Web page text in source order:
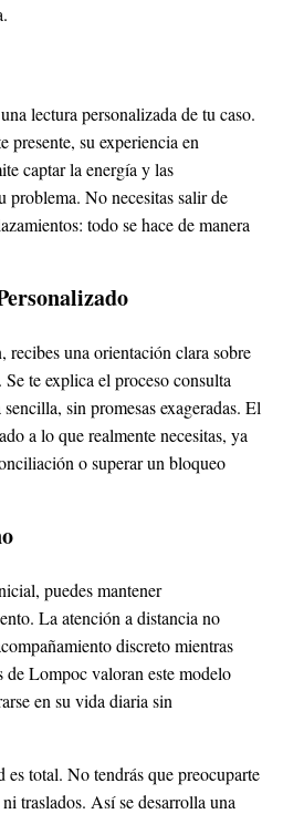
lectura personalizada de tu caso.
presente, su experiencia en
captar la energía y las
problema. No necesitas salir de
todo se hace de manera
recibes una orientación clara sobre
te explica el proceso consulta
sin promesas exageradas. El
a lo que realmente necesitas, ya
o superar un bloqueo
puedes mantener
La atención a distancia no
discreto mientras
de Lompoc valoran este modelo
en su vida diaria sin
es total. No tendrás que preocuparte
traslados. Así se desarrolla una